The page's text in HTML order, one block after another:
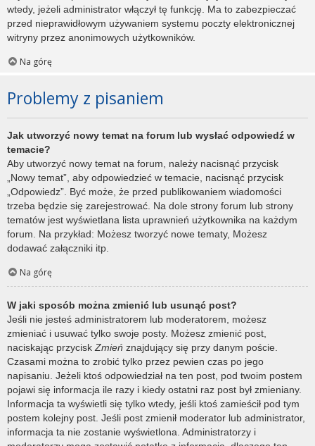
wtedy, jeżeli administrator włączył tę funkcję. Ma to zabezpieczać
przed nieprawidłowym używaniem systemu poczty elektronicznej
witryny przez anonimowych użytkowników.
Na górę
Problemy z pisaniem
Jak utworzyć nowy temat na forum lub wysłać odpowiedź w
temacie?
Aby utworzyć nowy temat na forum, należy nacisnąć przycisk
„Nowy temat”, aby odpowiedzieć w temacie, nacisnąć przycisk
„Odpowiedz”. Być może, że przed publikowaniem wiadomości
trzeba będzie się zarejestrować. Na dole strony forum lub strony
tematów jest wyświetlana lista uprawnień użytkownika na każdym
forum. Na przykład: Możesz tworzyć nowe tematy, Możesz
dodawać załączniki itp.
Na górę
W jaki sposób można zmienić lub usunąć post?
Jeśli nie jesteś administratorem lub moderatorem, możesz
zmieniać i usuwać tylko swoje posty. Możesz zmienić post,
naciskając przycisk Zmień znajdujący się przy danym poście.
Czasami można to zrobić tylko przez pewien czas po jego
napisaniu. Jeżeli ktoś odpowiedział na ten post, pod twoim postem
pojawi się informacja ile razy i kiedy ostatni raz post był zmieniany.
Informacja ta wyświetli się tylko wtedy, jeśli ktoś zamieścił pod tym
postem kolejny post. Jeśli post zmienił moderator lub administrator,
informacja ta nie zostanie wyświetlona. Administratorzy i